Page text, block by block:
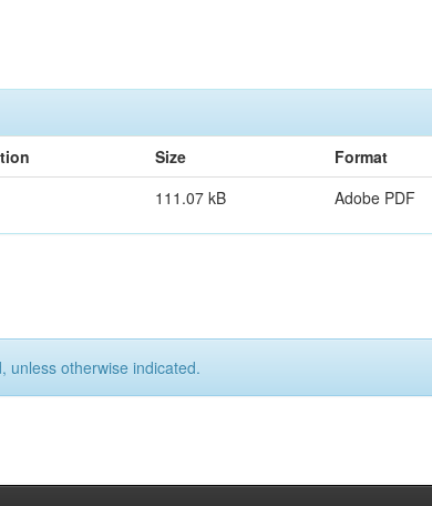
Size
Format
111.07 kB Adobe PDF
unless otherwise indicated.